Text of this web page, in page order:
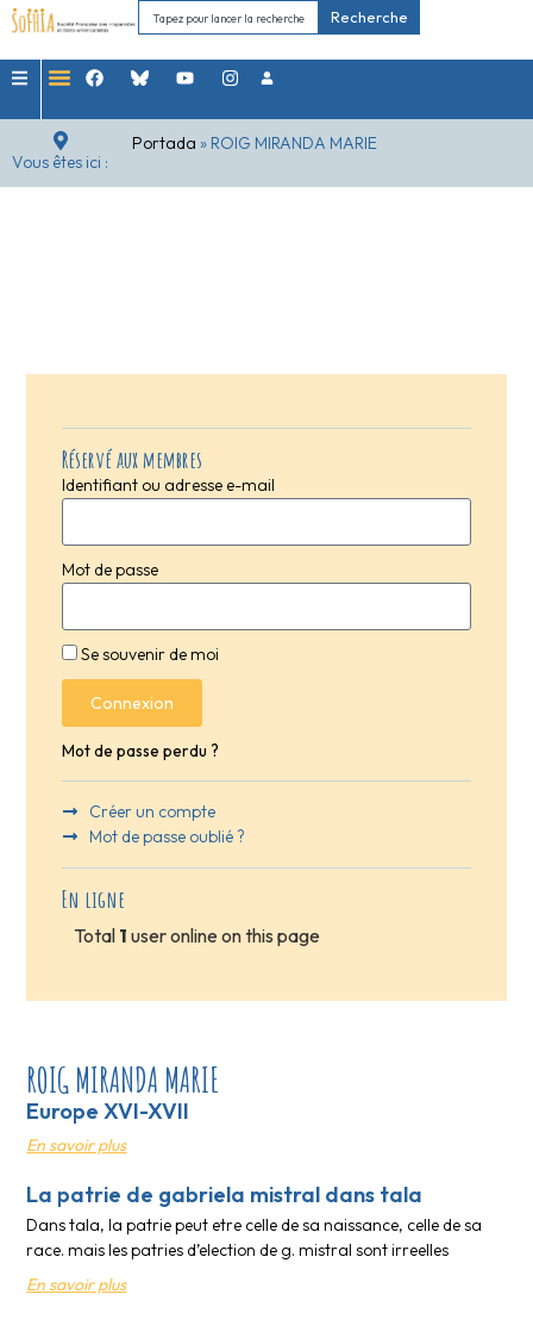
Recherche
Vous êtes ici :
Portada » ROIG MIRANDA MARIE
Réservé aux membres
Identifiant ou adresse e-mail
Mot de passe
Se souvenir de moi
Connexion
Mot de passe perdu ?
Créer un compte
Mot de passe oublié ?
En ligne
Total 1 user online on this page
ROIG MIRANDA MARIE
Europe XVI-XVII
En savoir plus
La patrie de gabriela mistral dans tala
Dans tala, la patrie peut etre celle de sa naissance, celle de sa
race. mais les patries d’election de g. mistral sont irreelles
En savoir plus